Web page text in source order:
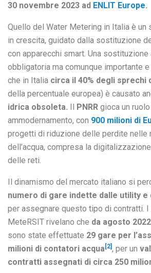
30 novembre 2023 ad ENLIT Europe.
Quello del Water Metering in Italia è un
in crescita, guidato dalla sostituzione
con apparecchi smart. Una sostituzione
obbligatoria ma comunque importante
che in Italia circa il 40% degli sprechi
della percentuale europea) è causato
idrica obsoleta. Il PNRR gioca un
ammodernamento, con 900 milioni di
progetti di riduzione delle perdite nelle
dell’acqua, compresa la
delle reti.
Il dinamismo del mercato italiano si
numero di gare indette dalle utility e
per assegnare questo tipo di contratti.
MeteRSIT rivelano che da agosto
sono state effettuate 29 gare per
milioni di contatori acqua [2], per un
contratti assegnati di circa 250